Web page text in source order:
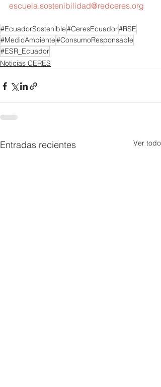
escuela.sostenibilidad@redceres.org
#EcuadorSostenible#CeresEcuador#RSE
#MedioAmbiente#ConsumoResponsable
#ESR_Ecuador
Noticias CERES
Entradas recientes Ver todo